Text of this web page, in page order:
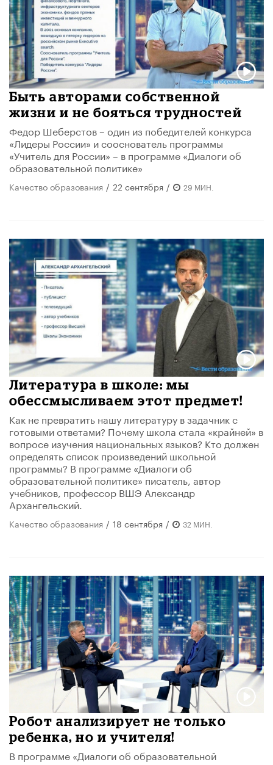
Быть авторами собственной
жизни и не бояться трудностей
Федор Шеберстов – один из победителей конкурса
«Лидеры России» и сооснователь программы
«Учитель для России» – в программе «Диалоги об
образовательной политике»
Качество образования / 22 сентября / 29 МИН.
Литература в школе: мы
обессмысливаем этот предмет!
Как не превратить нашу литературу в задачник с
готовыми ответами? Почему школа стала «крайней» в
вопросе изучения национальных языков? Кто должен
определять список произведений школьной
программы? В программе «Диалоги об
образовательной политике» писатель, автор
учебников, профессор ВШЭ Александр
Архангельский.
Качество образования / 18 сентября / 32 МИН.
Робот анализирует не только
ребенка, но и учителя!
В программе «Диалоги об образовательной